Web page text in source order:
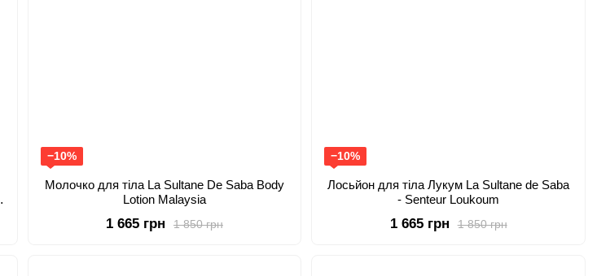
−10%
Молочко для тіла La Sultane De Saba Body
Lotion Malaysia
1 850 грн
1 665 грн
−10%
Лосьйон для тіла Лукум La Sultane de Saba
- Senteur Loukoum
1 850 грн
1 665 грн